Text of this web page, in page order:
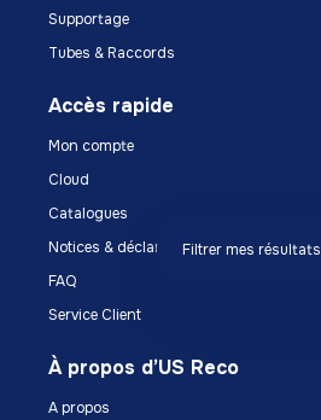
Supportage
Tubes & Raccords
Accès rapide
Mon compte
Cloud
Catalogues
Notices & déclarations
FAQ
Service Client
À propos d’US Reco
A propos
Filtrer mes résultats